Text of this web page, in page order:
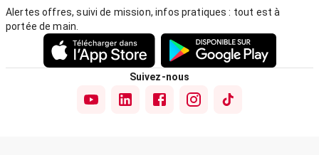
Alertes offres, suivi de mission, infos pratiques : tout est à
portée de main.
Suivez-nous